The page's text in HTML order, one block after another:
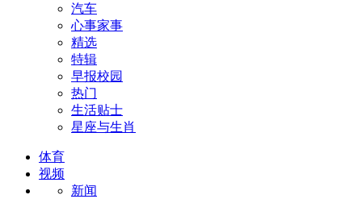
汽车
心事家事
精选
特辑
早报校园
热门
生活贴士
星座与生肖
体育
视频
新闻